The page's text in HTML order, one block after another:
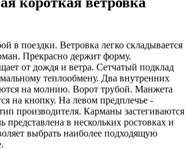
в поездки. Ветровка легко складывается
Прекрасно держит форму.
от дождя и ветра. Сетчатый подклад
теплообмену. Два внутренних
на молнию. Ворот трубой. Манжета
на кнопку. На левом предплечье -
производителя. Карманы застегиваются
в нескольких ростовках и
выбрать наиболее подходящую